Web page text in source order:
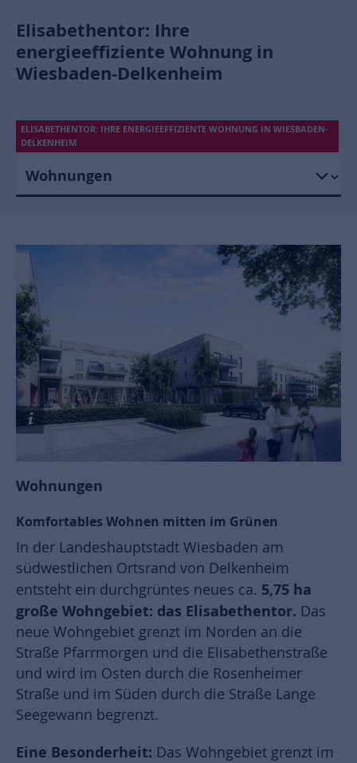
Elisabethentor: Ihre
energieeffiziente Wohnung in
Wiesbaden-Delkenheim
ELISABETHENTOR: IHRE ENERGIEEFFIZIENTE WOHNUNG IN WIESBADEN-
DELKENHEIM
Wohnungen
Komfortables Wohnen mitten im Grünen
In der Landeshauptstadt Wiesbaden am
südwestlichen Ortsrand von Delkenheim
entsteht ein durchgrüntes neues ca. 5,75 ha
große Wohngebiet: das Elisabethentor. Das
neue Wohngebiet grenzt im Norden an die
Straße Pfarrmorgen und die Elisabethenstraße
und wird im Osten durch die Rosenheimer
Straße und im Süden durch die Straße Lange
Seegewann begrenzt.
Eine Besonderheit: Das Wohngebiet grenzt im